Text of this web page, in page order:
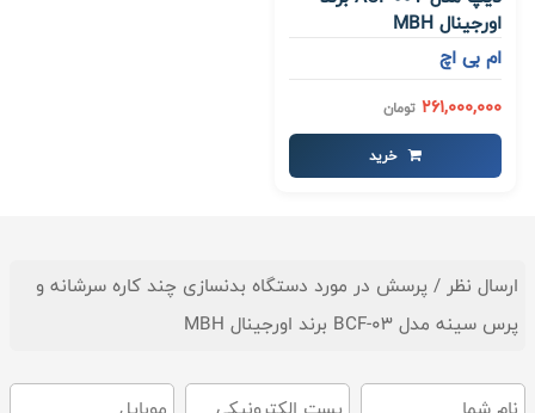
اورجینال MBH
ام بی اچ
261,000,000 تومان
خرید
ارسال نظر / پرسش در مورد دستگاه بدنسازی چند کاره سرشانه و
پرس سینه مدل BCF-03 برند اورجینال MBH